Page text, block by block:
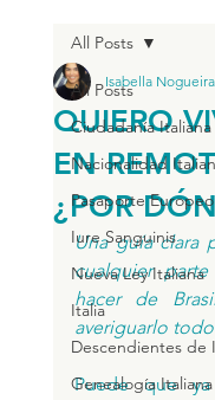
All Posts
Ciudadanía Italiana
Nacionalidad
Pasaporte Europeo
Iure Sanguinis
Nueva Ley Italiana
Italia
Descendientes de
Genealogía Italiana
All Posts
QUIERO
EN
¿POR
Isabella Nogueira
Una guía clara
cualquier
hacer de
averiguarlo
Puede que